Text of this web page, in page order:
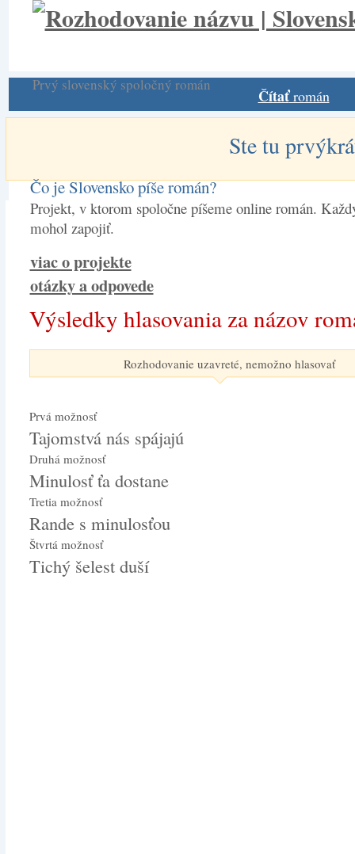
Prvý slovenský spoločný román
Čítaťromán
Ste tu
Čo je Slovensko píše román?
Projekt, v ktorom spoločne píšeme online román.
mohol zapojiť.
viac o projekte
otázky a odpovede
Výsledky hlasovania za názov
Rozhodovanie uzavreté, nemožno hlasovať
Prvá možnosť
Tajomstvá nás spájajú
Druhá možnosť
Minulosť ťa dostane
Tretia možnosť
Rande s minulosťou
Štvrtá možnosť
Tichý šelest duší